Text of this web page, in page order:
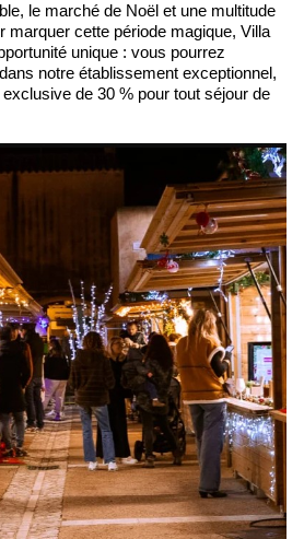
le marché de Noël et une multitude
marquer cette période magique, Villa
unique : vous pourrez
notre établissement exceptionnel,
de 30 % pour tout séjour de